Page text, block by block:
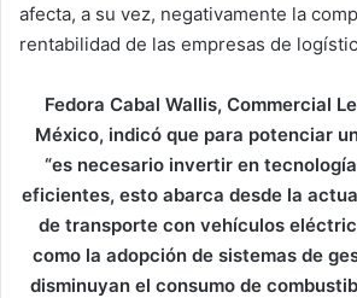
afecta, a su vez, negativamente la
rentabilidad de las empresas de
Fedora Cabal Wallis, Commercial
México, indicó que para potenciar
“es necesario invertir en
eficientes, esto abarca desde la
de transporte con vehículos
como la adopción de sistemas de
disminuyan el consumo de